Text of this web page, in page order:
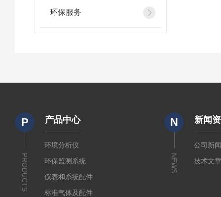
环保服务
P
PRODUCTS
产品中心
环境分析仪
环保监测系统
仪表和系统配件
标准气体及配件
N
NEWS
新闻
公司新
技术文